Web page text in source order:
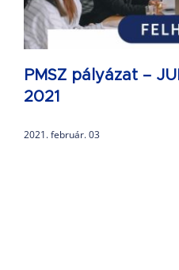
PMSZ pályázat –
2021
2021. február. 03